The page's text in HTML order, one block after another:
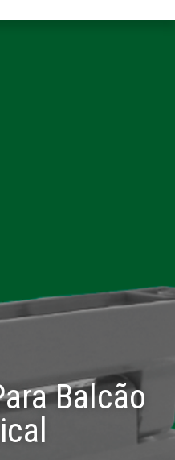
Balcão